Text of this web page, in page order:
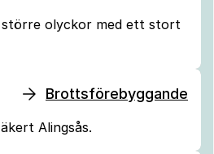
större olyckor med ett stort
Brottsförebyggande
Alingsås.